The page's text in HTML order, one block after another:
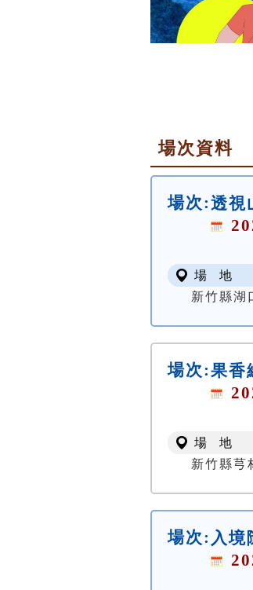
場次資料
場次:透視
場 地
新竹縣湖
場次:果香
場 地
新竹縣芎
場次: 入境